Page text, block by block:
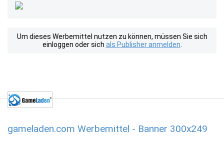
Um dieses Werbemittel nutzen zu können, müssen Sie sich
einloggen oder sich als Publisher anmelden
gameladen.com Werbemittel - Banner 300x249